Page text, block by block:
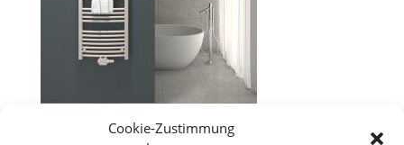
Cookie-Zustimmung